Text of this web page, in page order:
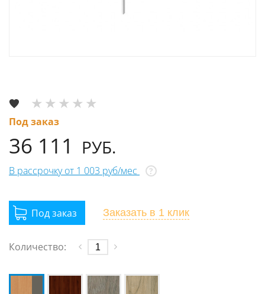
Под заказ
36 111 РУБ.
В рассрочку от 1 003 руб/мес ?
Заказать в 1 клик
Количество: